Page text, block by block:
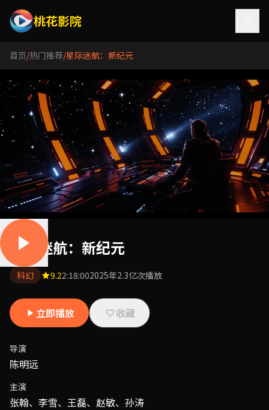
桃花影院
首页/热门推荐/星际迷航：新纪元
星际迷航：新纪元
科幻 9.22:18:002025年2.3亿次播放
立即播放 收藏
导演
陈明远
主演
张翰、李雪、王磊、赵敏、孙涛